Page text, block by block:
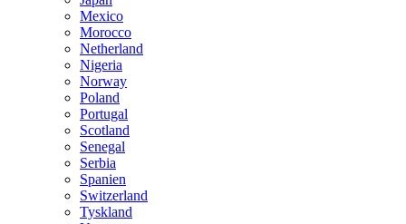
Mexico
Morocco
Netherland
Nigeria
Norway
Poland
Portugal
Scotland
Senegal
Serbia
Spanien
Switzerland
Tyskland